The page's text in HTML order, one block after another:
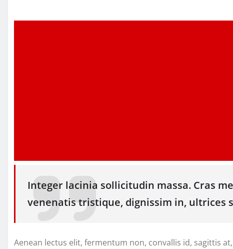
Integer lacinia sollicitudin massa. Cras
venenatis tristique, dignissim in, ultrices
Aenean lectus elit, fermentum non, convallis id, sagittis